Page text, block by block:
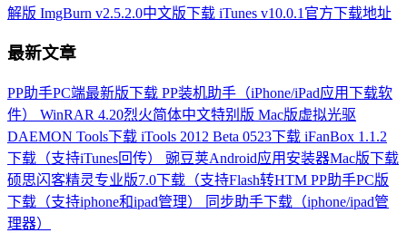
解版 ImgBurn v2.5.2.0中文版下载 iTunes v10.0.1官方下载地址
最新文章
PP助手PC端最新版下载 PP装机助手（iPhone/iPad应用下载软
件）
WinRAR 4.20烈火简体中文特别版 Mac版虚拟光驱
DAEMON Tools下载 iTools 2012 Beta 0523下载 iFanBox 1.1.2
下载（支持iTunes回传）
豌豆荚Android应用安装器Mac版下载
硕思闪客精灵专业版7.0下载（支持Flash转HTM PP助手PC版
下载（支持iphone和ipad管理）
同步助手下载（iphone/ipad管
理器）